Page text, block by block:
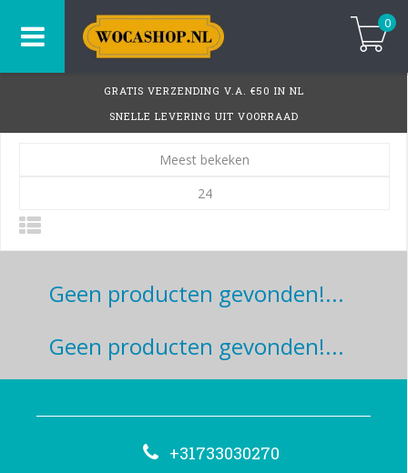
0
GRATIS VERZENDING V.A. €50 IN NL
SNELLE LEVERING UIT VOORRAAD
Meest bekeken
24
Geen producten gevonden!...
Geen producten gevonden!...
+31733030270